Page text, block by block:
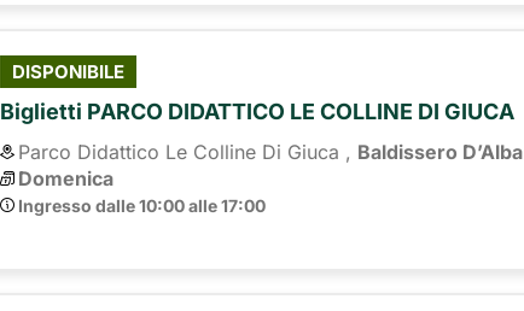
DISPONIBILE
Biglietti PARCO DIDATTICO LE COLLINE DI GIUCA
Parco Didattico Le Colline Di Giuca , Baldissero D’Alba
Domenica
Ingresso dalle 10:00 alle 17:00